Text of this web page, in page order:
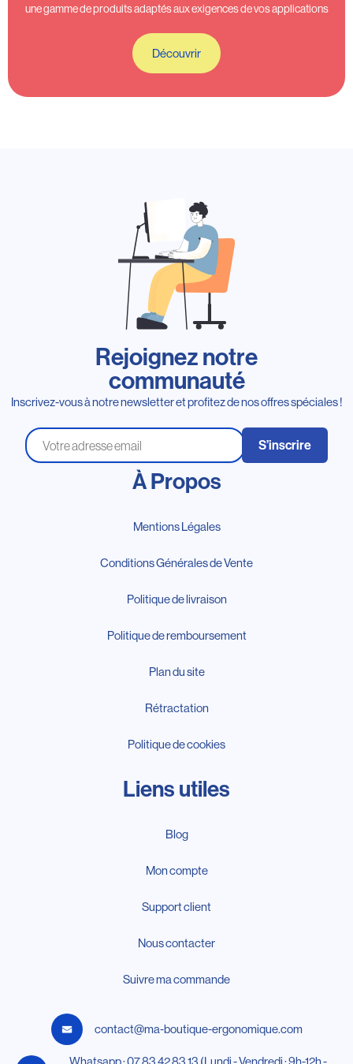
une gamme de produits adaptés aux exigences de vos applications
Découvrir
Rejoignez notre
communauté
Inscrivez-vous à notre newsletter et profitez de nos offres spéciales !
S’inscrire
À Propos
Mentions Légales
Conditions Générales de Vente
Politique de livraison
Politique de remboursement
Plan du site
Rétractation
Politique de cookies
Liens utiles
Blog
Mon compte
Support client
Nous contacter
Suivre ma commande
contact@ma-boutique-ergonomique.com